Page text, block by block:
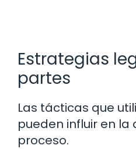
Estrategias
partes
Las tácticas que
pueden influir en la
proceso.